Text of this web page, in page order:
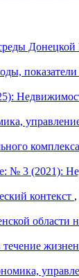
№ 3 (2021):
контекст ,
области